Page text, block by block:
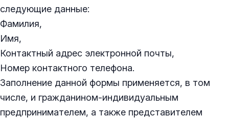
следующие данные:
Фамилия,
Имя,
Контактный адрес электронной почты,
Номер контактного телефона.
Заполнение данной формы применяется, в том
числе, и гражданином-индивидуальным
предпринимателем, а также представителем